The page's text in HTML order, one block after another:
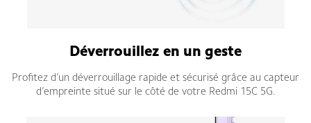
Déverrouillez en un geste
Profitez d’un déverrouillage rapide et sécurisé grâce au capteur
d’empreinte situé sur le côté de votre Redmi 15C 5G.